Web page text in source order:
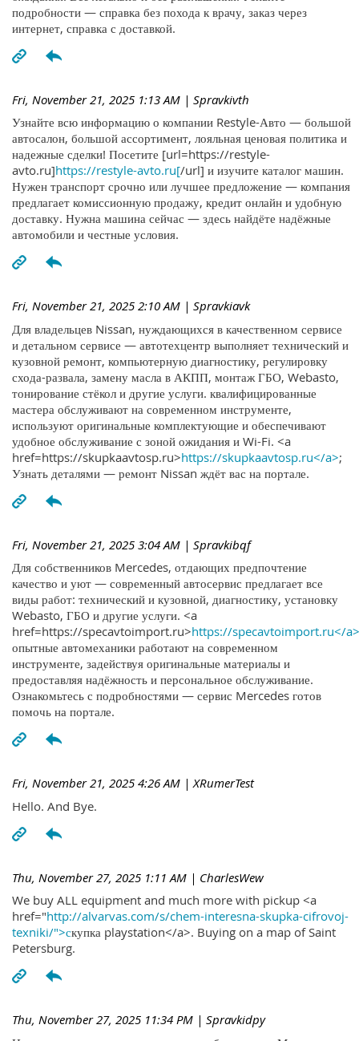
подробности — справка без похода к врачу, заказ через
интернет, справка с доставкой.
Fri, November 21, 2025 1:13 AM | Spravkivth
Узнайте всю информацию о компании Restyle-Авто — большой
автосалон, большой ассортимент, лояльная ценовая политика и
надежные сделки! Посетите [url=https://restyle-
avto.ru]https://restyle-avto.ru[/url] и изучите каталог машин.
Нужен транспорт срочно или лучшее предложение — компания
предлагает комиссионную продажу, кредит онлайн и удобную
доставку. Нужна машина сейчас — здесь найдёте надёжные
автомобили и честные условия.
Fri, November 21, 2025 2:10 AM | Spravkiavk
Для владельцев Nissan, нуждающихся в качественном сервисе
и детальном сервисе — автотехцентр выполняет технический и
кузовной ремонт, компьютерную диагностику, регулировку
схода-развала, замену масла в АКПП, монтаж ГБО, Webasto,
тонирование стёкол и другие услуги. квалифицированные
мастера обслуживают на современном инструменте,
используют оригинальные комплектующие и обеспечивают
удобное обслуживание с зоной ожидания и Wi-Fi. <a
href=https://skupkaavtosp.ru>https://skupkaavtosp.ru</a>;
Узнать деталями — ремонт Nissan ждёт вас на портале.
Fri, November 21, 2025 3:04 AM | Spravkibqf
Для собственников Mercedes, отдающих предпочтение
качество и уют — современный автосервис предлагает все
виды работ: технический и кузовной, диагностику, установку
Webasto, ГБО и другие услуги. <a
href=https://specavtoimport.ru>https://specavtoimport.ru</a>
опытные автомеханики работают на современном
инструменте, задействуя оригинальные материалы и
предоставляя надёжность и персональное обслуживание.
Ознакомьтесь с подробностями — сервис Mercedes готов
помочь на портале.
Fri, November 21, 2025 4:26 AM | XRumerTest
Hello. And Bye.
Thu, November 27, 2025 1:11 AM | CharlesWew
We buy ALL equipment and much more with pickup <a
href="http://alvarvas.com/s/chem-interesna-skupka-cifrovoj-
texniki/">скупка playstation</a>. Buying on a map of Saint
Petersburg.
Thu, November 27, 2025 11:34 PM | Spravkidpy